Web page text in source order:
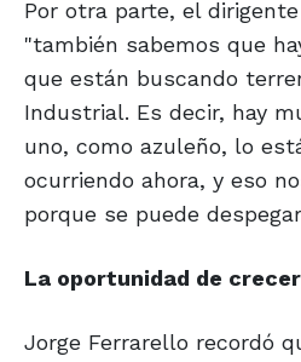
Por otra parte, el
"también sabemos que
que están buscando
Industrial. Es decir, hay
uno, como azuleño, lo
ocurriendo ahora, y eso
porque se puede
La oportunidad de crecer
Jorge Ferrarello recordó